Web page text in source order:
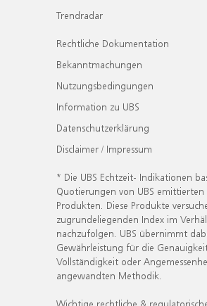
Trendradar
Rechtliche Dokumentation
Bekanntmachungen
Nutzungsbedingungen
Information zu UBS
Datenschutzerklärung
Disclaimer / Impressum
* Die UBS Echtzeit- Indikationen
Quotierungen von UBS emittierten
Produkten. Diese Produkte
zugrundeliegenden Index im
nachzufolgen. UBS übernimmt
Gewährleistung für die
Vollständigkeit oder
angewandten Methodik.